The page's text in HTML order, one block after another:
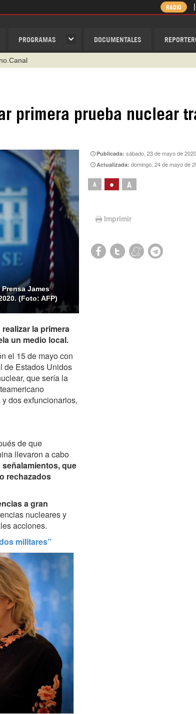
PROGRAMAS DOCUMENTALES
RADIO
primera prueba nuclear
James
(Foto: AFP)
Publicada:sábado, 23 de mayo de
Actualizada:domingo, 24 de mayo de
A • A
Imprimir
la primera
un medio local.
el 15 de mayo con
de Estados Unidos
que sería la
dos exfuncionarios,
de que
llevaron a cabo
que
rechazados
a gran
nucleares y
acciones.
militares”